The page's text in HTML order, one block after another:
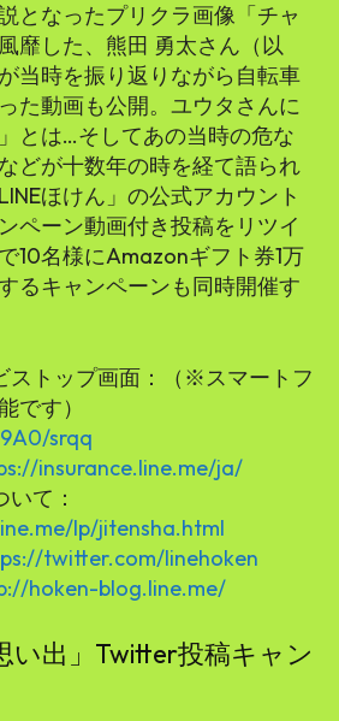
となったプリクラ画像「チャ
靡した、熊田 勇太さん（以
当時を振り返りながら自転車
た動画も公開。ユウタさんに
とは…そしてあの当時の危な
どが十数年の時を経て語られ
ほけん」の公式アカウント
ペーン動画付き投稿をリツイ
10名様にAmazonギフト券1万
るキャンペーンも同時開催す
ストップ画面：（※スマートフ
です）
srqq
insurance.line.me/ja/
て：
lp/jitensha.html
twitter.com/linehoken
hoken-blog.line.me/
い出」Twitter投稿キャン